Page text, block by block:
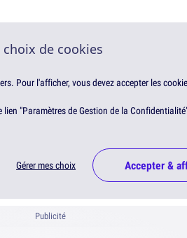
de cookies
Pour l'afficher, vous devez accepter les
"Paramètres de Gestion de la
Gérer mes choix Accepter &
Publicité